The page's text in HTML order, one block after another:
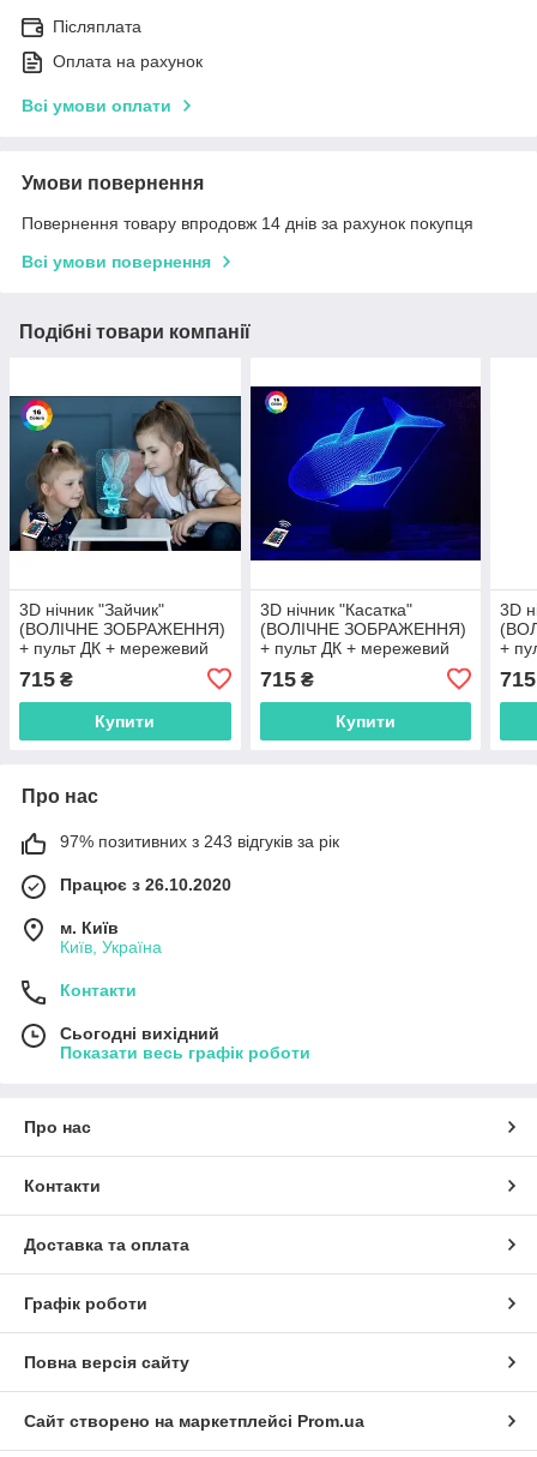
Післяплата
Оплата на рахунок
Всі умови оплати
Умови повернення
Повернення товару впродовж 14 днів за рахунок покупця
Всі умови повернення
Подібні товари компанії
3D нічник "Зайчик"
(ВОЛІЧНЕ ЗОБРАЖЕННЯ)
+ пульт ДК + мережевий
(3ААА) 3DTOYSLAMP
715 ₴
Купити
3D нічник "Касатка"
(ВОЛІЧНЕ ЗОБРАЖЕННЯ)
+ пульт ДК + мережевий
(3ААА) 3DTOYSLAMP
715₴
Купити
3D
+
715
Про нас
97% позитивних з 243 відгуків за рік
Працює з 26.10.2020
м. Київ
Київ, Україна
Контакти
Сьогодні вихідний
Показати весь графік роботи
Про нас
Контакти
Доставка та оплата
Графік роботи
Повна версія сайту
Сайт створено на маркетплейсі Prom.ua